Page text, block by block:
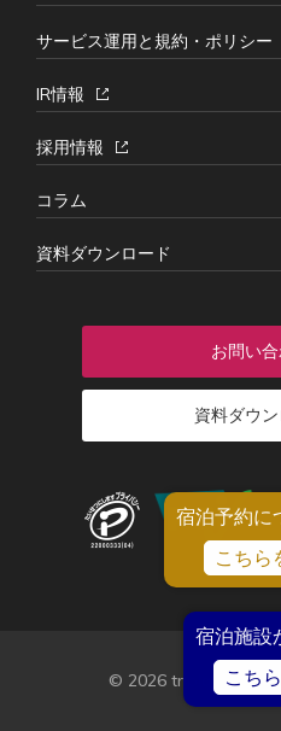
サービス運用と規約・ポリシー
IR情報
採用情報
コラム
資料ダウンロード
お問い
資料ダウ
© 2026 tripla Co.,